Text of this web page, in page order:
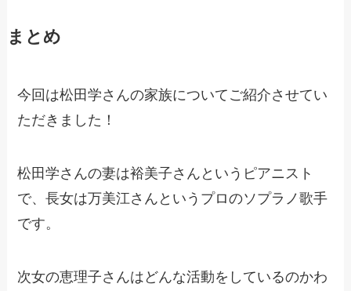
まとめ
今回は松田学さんの家族についてご紹介させてい
ただきました！
松田学さんの妻は裕美子さんというピアニスト
で、長女は万美江さんというプロのソプラノ歌手
です。
次女の恵理子さんはどんな活動をしているのかわ